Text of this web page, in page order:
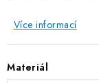
KURTY A
Více informací
Materiál